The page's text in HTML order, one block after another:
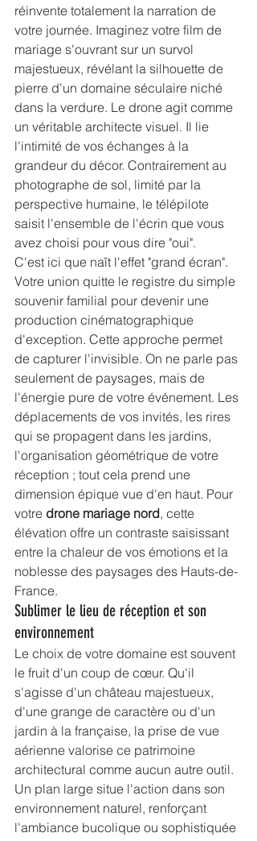
réinvente totalement la narration de
votre journée. Imaginez votre film de
mariage s'ouvrant sur un survol
majestueux, révélant la silhouette de
pierre d'un domaine séculaire niché
dans la verdure. Le drone agit comme
un véritable architecte visuel. Il lie
l'intimité de vos échanges à la
grandeur du décor. Contrairement au
photographe de sol, limité par la
perspective humaine, le télépilote
saisit l'ensemble de l'écrin que vous
avez choisi pour vous dire "oui".
C'est ici que naît l'effet "grand écran".
Votre union quitte le registre du simple
souvenir familial pour devenir une
production cinématographique
d'exception. Cette approche permet
de capturer l'invisible. On ne parle pas
seulement de paysages, mais de
l'énergie pure de votre événement. Les
déplacements de vos invités, les rires
qui se propagent dans les jardins,
l'organisation géométrique de votre
réception ; tout cela prend une
dimension épique vue d'en haut. Pour
votre drone mariage nord, cette
élévation offre un contraste saisissant
entre la chaleur de vos émotions et la
noblesse des paysages des Hauts-de-
France.
Sublimer le lieu de réception et son
environnement
Le choix de votre domaine est souvent
le fruit d'un coup de cœur. Qu'il
s'agisse d'un château majestueux,
d'une grange de caractère ou d'un
jardin à la française, la prise de vue
aérienne valorise ce patrimoine
architectural comme aucun autre outil.
Un plan large situe l'action dans son
environnement naturel, renforçant
l'ambiance bucolique ou sophistiquée